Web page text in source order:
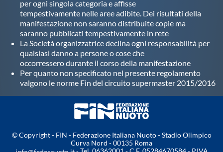
per ogni singola categoria e affisse
tempestivamente nelle aree adibite. Dei risultati della
manifestazione non saranno distribuite copie ma
saranno pubblicati tempestivamente in rete
La Società organizzatrice declina ogni responsabilità per
qualsiasi danno a persone o cose che
occorressero durante il corso della manifestazione
Per quanto non specificato nel presente regolamento
valgono le norme Fin del circuito supermaster 2015/2016
© Copyright - FIN - Federazione Italiana Nuoto - Stadio Olimpico
Curva Nord - 00135 Roma